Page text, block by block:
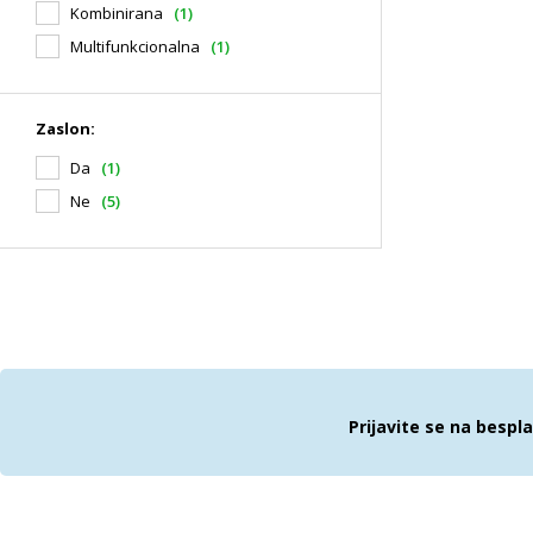
Kombinirana
(1)
Multifunkcionalna
(1)
Zaslon:
Da
(1)
Ne
(5)
Prijavite se na